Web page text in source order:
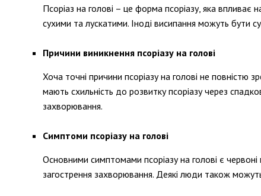
Псоріаз на голові – це форма псоріазу, яка
сухими та лускатими. Іноді висипання можуть бути
Причини виникнення псоріазу на голові
Хоча точні причини псоріазу на голові не повністю
мають схильність до розвитку псоріазу через
захворювання.
Симптоми псоріазу на голові
Основними симптомами псоріазу на голові є
загострення захворювання. Деякі люди також